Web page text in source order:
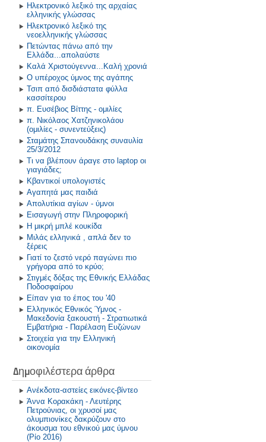
Ηλεκτρονικό λεξικό της αρχαίας
ελληνικής γλώσσας
Ηλεκτρονικό λεξικό της
νεοελληνικής γλώσσας
Πετώντας πάνω από την
Ελλάδα...απολαύστε
Καλά Χριστούγεννα...Καλή χρονιά
Ο υπέροχος ύμνος της αγάπης
Τσιπ από δισδιάστατα φύλλα
κασσίτερου
π. Ευσέβιος Βίττης - ομιλίες
π. Νικόλαος Χατζηνικολάου
(ομιλίες - συνεντεύξεις)
Σταμάτης Σπανουδάκης συναυλία
25/3/2012
Τι να βλέπουν άραγε στο laptop οι
γιαγιάδες;
Κβαντικοί υπολογιστές
Αγαπητά μας παιδιά
Απολυτίκια αγίων - ύμνοι
Εισαγωγή στην Πληροφορική
Η μικρή μπλέ κουκίδα
Μιλάς ελληνικά , απλά δεν το
ξέρεις
Γιατί το ζεστό νερό παγώνει πιο
γρήγορα από το κρύο;
Στιγμές δόξας της Εθνικής Ελλάδας
Ποδοσφαίρου
Είπαν για το έπος του '40
Ελληνικός Εθνικός Ύμνος -
Μακεδονία ξακουστή - Στρατιωτικά
Εμβατήρια - Παρέλαση Ευζώνων
Στοιχεία για την Ελληνική
οικονομία
Δημοφιλέστερα άρθρα
Ανέκδοτα-αστείες εικόνες-βίντεο
Άννα Κορακάκη - Λευτέρης
Πετρούνιας, οι χρυσοί μας
ολυμπιονίκες δακρύζουν στο
άκουσμα του εθνικού μας ύμνου
(Ρίο 2016)